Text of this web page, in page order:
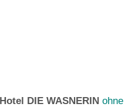
DIE WASNERIN ohne